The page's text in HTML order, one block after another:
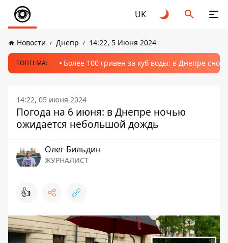
UK
Новости Днепр 14:22, 5 Июня 2024
ТОПТЕМА: Более 100 гривен за куб воды: в Днепре
14:22, 05 июня 2024
Погода на 6 июня: в Днепре ночью
ожидается небольшой дождь
Олег Бильдин
ЖУРНАЛИСТ
👍